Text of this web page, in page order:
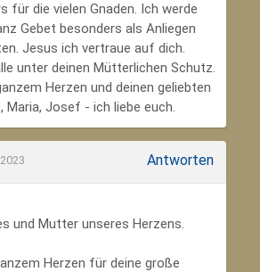
für die vielen Gnaden. Ich werde
Gebet besonders als Anliegen
Jesus ich vertraue auf dich.
unter deinen Mütterlichen Schutz.
Herzen und deinen geliebten
Maria, Josef - ich liebe euch.
Antworten
und Mutter unseres Herzens.
Herzen für deine große